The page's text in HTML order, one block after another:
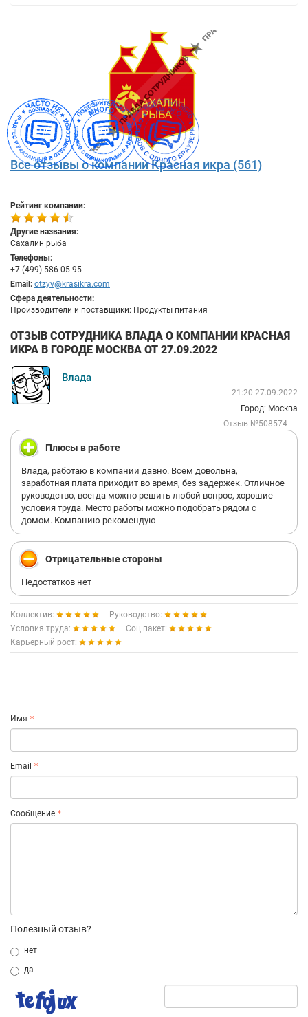
Все отзывы о компании Красная икра (561)
Рейтинг компании:
Другие названия:
Сахалин рыба
Телефоны:
+7 (499) 586-05-95
Email: otzyv@krasikra.com
Сфера деятельности:
Производители и поставщики: Продукты питания
ОТЗЫВ СОТРУДНИКА ВЛАДА О КОМПАНИИ КРАСНАЯ
ИКРА В ГОРОДЕ МОСКВА ОТ 27.09.2022
Влада
21:20 27.09.2022
Город: Москва
Отзыв №508574
Плюсы в работе
Влада, работаю в компании давно. Всем довольна,
заработная плата приходит во время, без задержек. Отличное
руководство, всегда можно решить любой вопрос, хорошие
условия труда. Место работы можно подобрать рядом с
домом. Компанию рекомендую
Отрицательные стороны
Недостатков нет
Коллектив:
Руководство:
Условия труда:
Соц.пакет:
Карьерный рост:
Имя
Email
Сообщение
Полезный отзыв?
нет
да